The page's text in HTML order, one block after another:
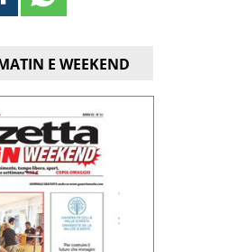
E WEEKEND